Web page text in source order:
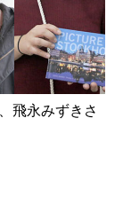
飛永みずきさ